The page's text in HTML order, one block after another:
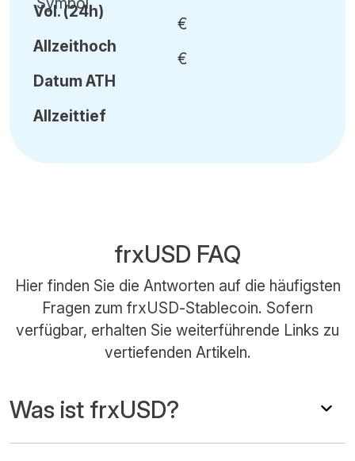
Vol.(24h)
Allzeithoch
DatumATH
Allzeittief
€
€
frxUSD FAQ
Hier finden Sie die Antworten auf die häufigsten
Fragen zum frxUSD-Stablecoin. Sofern
verfügbar, erhalten Sie weiterführende Links zu
vertiefenden Artikeln.
Was ist frxUSD?